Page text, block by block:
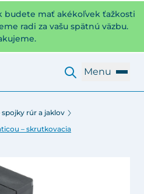
budete mať akékoľvek ťažkosti
radi za vašu spätnú väzbu.
Menu
spojky rúr a jaklov
– skrutkovacia